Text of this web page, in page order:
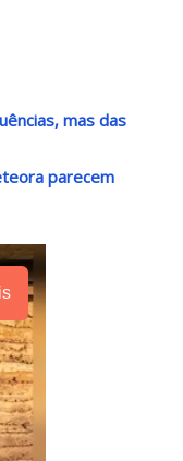
mas das
parecem